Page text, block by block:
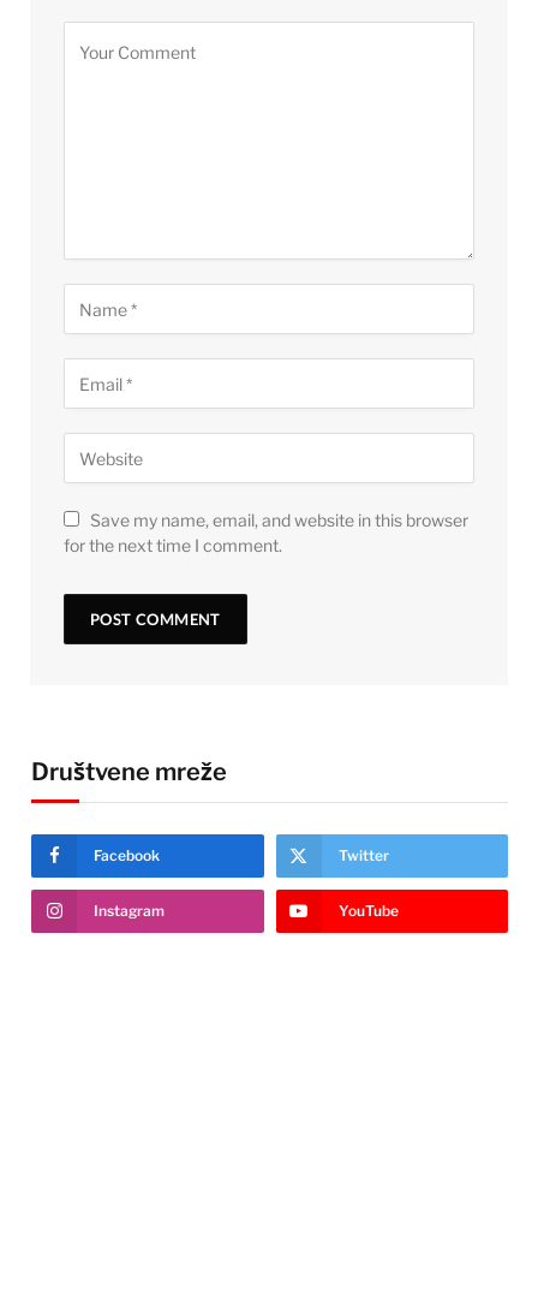
Save my name, email, and website in this browser
for the next time I comment.
Društvene mreže
Facebook Twitter
Instagram YouTube